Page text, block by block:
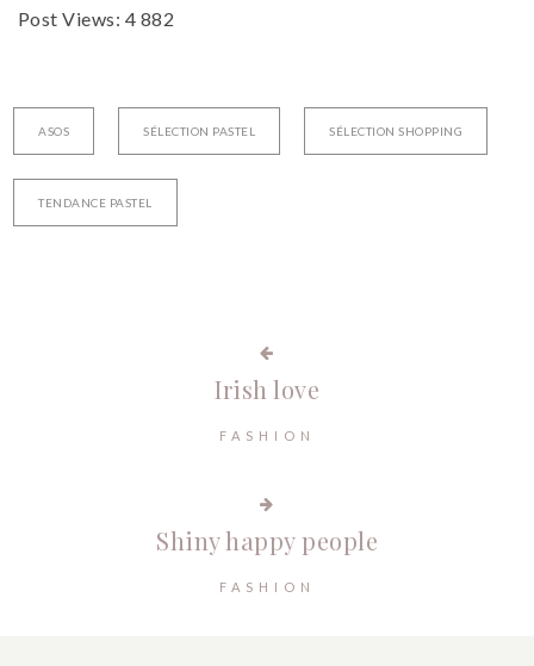
Post Views: 4 882
ASOS SÉLECTION PASTEL SÉLECTION SHOPPING
TENDANCE PASTEL
Irish love
FASHION
Shiny happy people
FASHION